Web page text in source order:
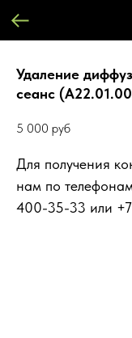
Удаление
сеанс
5 000 руб
Для получения
нам по
400-35-33 или